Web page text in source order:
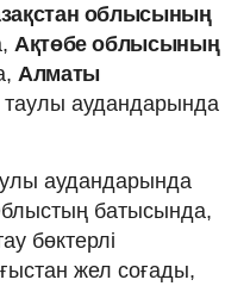
облысының
Ақтөбе облысының
Алматы
таулы аудандарында
аудандарында
батысында,
бөктерлі
жел соғады,